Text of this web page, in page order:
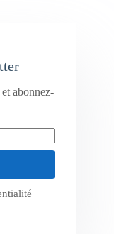
abonnez-